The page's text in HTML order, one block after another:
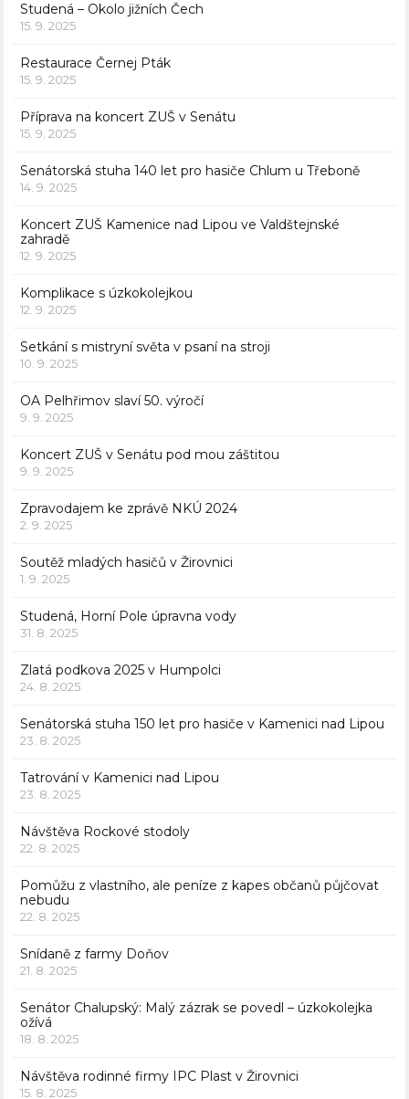
Studená – Okolo jižních Čech
15. 9. 2025
Restaurace Černej Pták
15. 9. 2025
Příprava na koncert ZUŠ v Senátu
15. 9. 2025
Senátorská stuha 140 let pro hasiče Chlum u Třeboně
14. 9. 2025
Koncert ZUŠ Kamenice nad Lipou ve Valdštejnské
zahradě
12. 9. 2025
Komplikace s úzkokolejkou
12. 9. 2025
Setkání s mistryní světa v psaní na stroji
10. 9. 2025
OA Pelhřimov slaví 50. výročí
9. 9. 2025
Koncert ZUŠ v Senátu pod mou záštitou
9. 9. 2025
Zpravodajem ke zprávě NKÚ 2024
2. 9. 2025
Soutěž mladých hasičů v Žirovnici
1. 9. 2025
Studená, Horní Pole úpravna vody
31. 8. 2025
Zlatá podkova 2025 v Humpolci
24. 8. 2025
Senátorská stuha 150 let pro hasiče v Kamenici nad Lipou
23. 8. 2025
Tatrování v Kamenici nad Lipou
23. 8. 2025
Návštěva Rockové stodoly
22. 8. 2025
Pomůžu z vlastního, ale peníze z kapes občanů půjčovat
nebudu
22. 8. 2025
Snídaně z farmy Doňov
21. 8. 2025
Senátor Chalupský: Malý zázrak se povedl – úzkokolejka
ožívá
18. 8. 2025
Návštěva rodinné firmy IPC Plast v Žirovnici
15. 8. 2025